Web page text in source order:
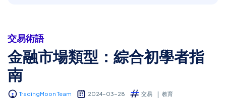
關於我們
交易
市場
交易術語
金融市場類型：綜合初學者指
南
TradingMoon Team 2024-03-28 交易 教育